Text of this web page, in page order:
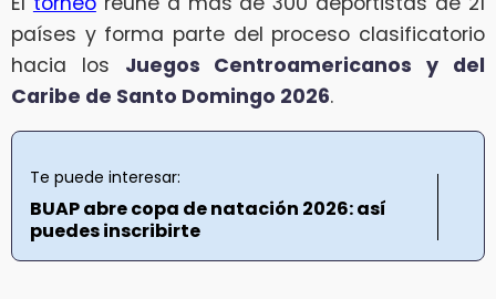
países y forma parte del proceso clasificatorio
hacia los Juegos Centroamericanos y del
Caribe de Santo Domingo 2026.
Te puede interesar:
BUAP abre copa de natación 2026: así
puedes inscribirte